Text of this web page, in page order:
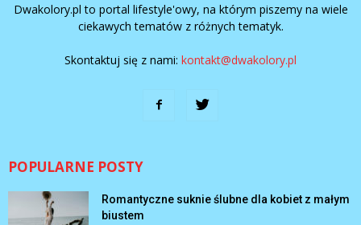
Dwakolory.pl to portal lifestyle'owy, na którym piszemy na wiele
ciekawych tematów z różnych tematyk.
Skontaktuj się z nami: kontakt@dwakolory.pl
POPULARNE POSTY
Romantyczne suknie ślubne dla kobiet z małym
biustem